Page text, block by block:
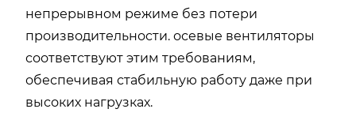
непрерывном режиме без потери
производительности. осевые вентиляторы
соответствуют этим требованиям,
обеспечивая стабильную работу даже при
высоких нагрузках.